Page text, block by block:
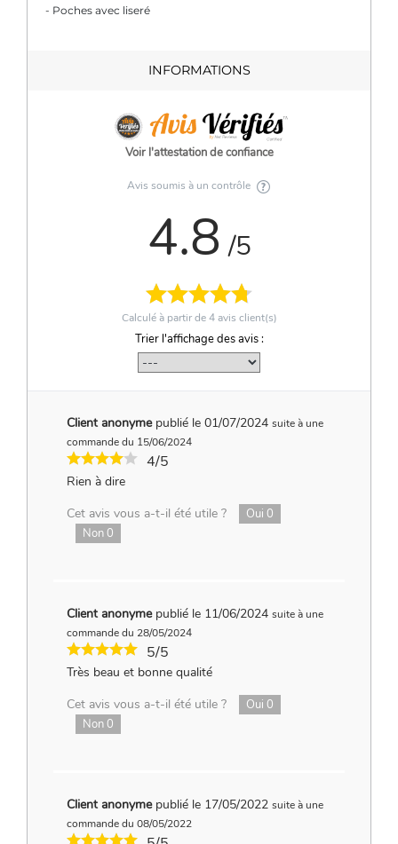
- Poches avec liseré
INFORMATIONS
Voir l'attestation de confiance
Avis soumis à un contrôle
4.8 /5
Calculé à partir de4avis client(s)
Trier l'affichage des avis :
Client anonyme publié le 01/07/2024 suite à une
commande du 15/06/2024
4/5
Rien à dire
Cet avis vous a-t-il été utile ?
Oui 0
Non0
Client anonyme publié le 11/06/2024 suite à une
commande du 28/05/2024
5/5
Très beau et bonne qualité
Cet avis vous a-t-il été utile ?
Oui 0
Non0
Client anonyme publié le 17/05/2022 suite à une
commande du 08/05/2022